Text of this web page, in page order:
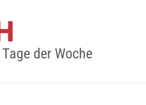
der Woche